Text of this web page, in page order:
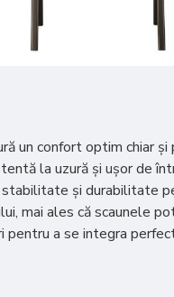
un confort optim chiar
la uzură și ușor de
și durabilitate
mai ales că scaunele
a se integra